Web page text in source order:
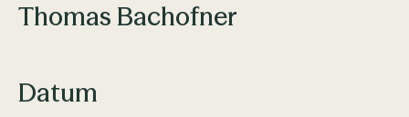
Thomas Bachofner
Datum